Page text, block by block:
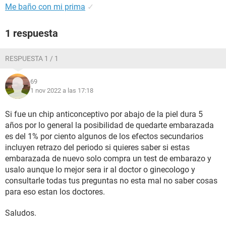
Me baño con mi prima ✓
1 respuesta
RESPUESTA 1 / 1
69
1 nov 2022 a las 17:18
Si fue un chip anticonceptivo por abajo de la piel dura 5
años por lo general la posibilidad de quedarte embarazada
es del 1% por ciento algunos de los efectos secundarios
incluyen retrazo del periodo si quieres saber si estas
embarazada de nuevo solo compra un test de embarazo y
usalo aunque lo mejor sera ir al doctor o ginecologo y
consultarle todas tus preguntas no esta mal no saber cosas
para eso estan los doctores.
Saludos.